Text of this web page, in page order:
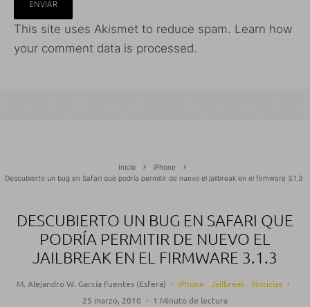
This site uses Akismet to reduce spam. Learn how
your comment data is processed.
Inicio
iPhone
Descubierto un bug en Safari que podría permitir de nuevo el jailbreak en el firmware 3.1.3
DESCUBIERTO UN BUG EN SAFARI QUE
PODRÍA PERMITIR DE NUEVO EL
JAILBREAK EN EL FIRMWARE 3.1.3
M. Alejandro W. García Fuentes (Esfera) · iPhone Jailbreak Noticias ·
25 marzo, 2010 · 1 Minuto de lectura